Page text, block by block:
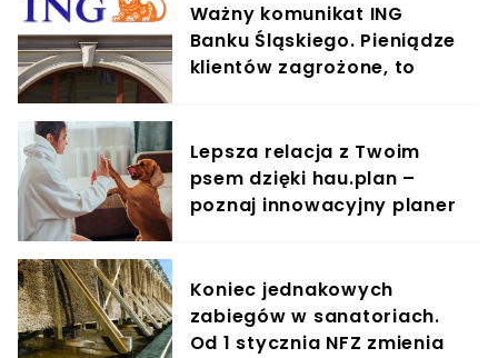
Ważny komunikat ING
Banku Śląskiego. Pieniądze
klientów zagrożone, to
Lepsza relacja z Twoim
psem dzięki hau.plan –
poznaj innowacyjny planer
Koniec jednakowych
zabiegów w sanatoriach.
Od 1 stycznia NFZ zmienia